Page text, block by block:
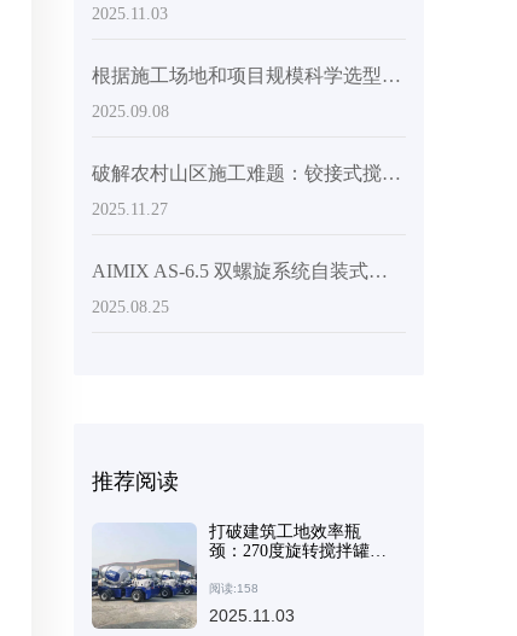
2025.11.03
根据施工场地和项目规模科学选型混凝土搅拌设备：实用方法与建议
2025.09.08
破解农村山区施工难题：铰接式搅拌车如何应对坡路和泥泞路段
2025.11.27
AIMIX AS-6.5 双螺旋系统自装式混凝土搅拌机：实际性能和客户洞察
2025.08.25
推荐阅读
打破建筑工地效率瓶
颈：270度旋转搅拌罐如
阅读:158
2025.11.03